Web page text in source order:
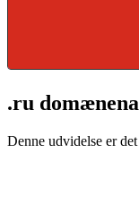
.ru
Denne udvidelse er